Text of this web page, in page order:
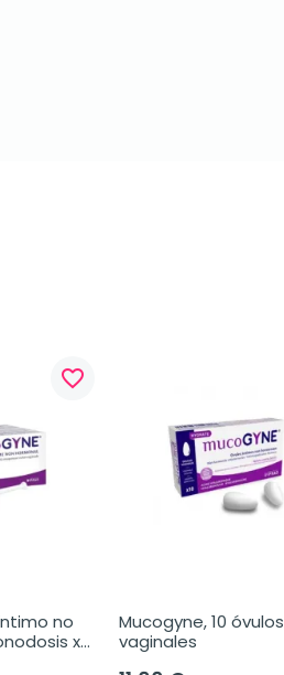
favorite_border
no
x
Mucogyne, 10 óvulos
vaginales